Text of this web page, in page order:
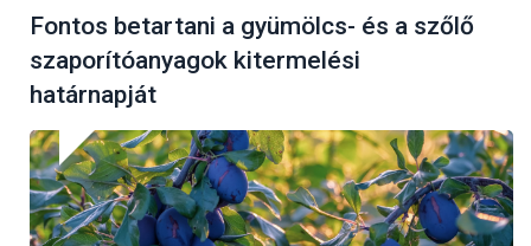
Fontos betartani a gyümölcs- és a szőlő
szaporítóanyagok kitermelési
határnapját